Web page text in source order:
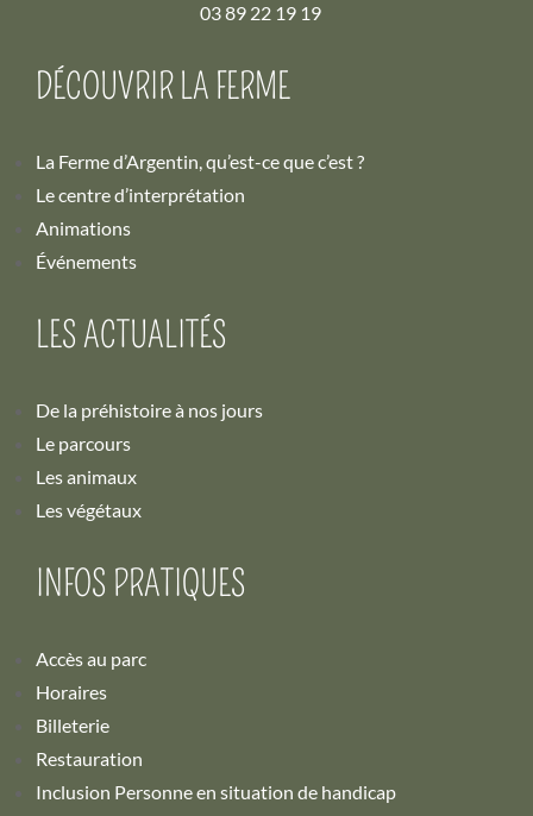
03 89 22 19 19
DÉCOUVRIR LA FERME
La Ferme d’Argentin, qu’est-ce que c’est ?
Le centre d’interprétation
Animations
Événements
LES ACTUALITÉS
De la préhistoire à nos jours
Le parcours
Les animaux
Les végétaux
INFOS PRATIQUES
Accès au parc
Horaires
Billeterie
Restauration
Inclusion Personne en situation de handicap